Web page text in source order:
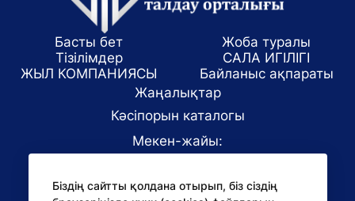
Біздің сайтты қолдана отырып, біз сіздің
Басты бет
Жоба туралы
Тізілімдер
САЛА ИГІЛІГІ
ЖЫЛ КОМПАНИЯСЫ
Байланыс ақпараты
Жаңалықтар
Кәсіпорын каталогы
Мекен-жайы:
E-mail: